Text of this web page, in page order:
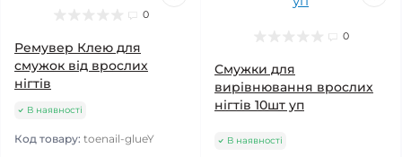
0
Ремувер Клею для
смужок від врослих
нігтів
В наявності
Код товару: toenail-glueY
0
Смужки для
вирівнювання врослих
нігтів 10шт уп
В наявності